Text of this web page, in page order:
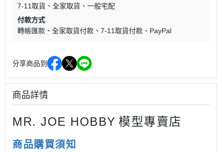
7-11取貨
全家取貨
一般宅配
付款方式
轉帳匯款
全家取貨付款 7-11取貨付款 PayPal
分享商品到
商品詳情
MR. JOE HOBBY 模型專賣店
商品購買須知